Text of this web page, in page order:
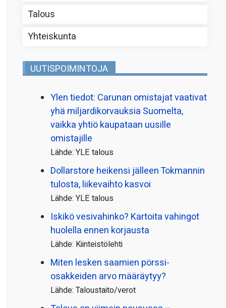
Talous
Yhteiskunta
UUTISPOIMINTOJA
Ylen tiedot: Carunan omistajat vaativat
yhä miljardi­korvauksia Suomelta,
vaikka yhtiö kaupataan uusille
omistajille
Lähde: YLE talous
Dollarstore heikensi jälleen Tokmannin
tulosta, liikevaihto kasvoi
Lähde: YLE talous
Iskikö vesivahinko? Kartoita vahingot
huolella ennen korjausta
Lähde: Kiinteistölehti
Miten lesken saamien pörssi­
osakkeiden arvo määräytyy?
Lähde: Taloustaito/verot